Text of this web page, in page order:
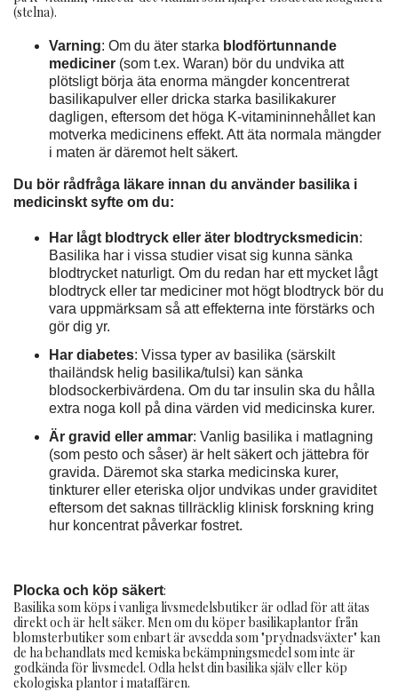
(stelna).
Varning: Om du äter starka blodförtunnande
mediciner (som t.ex. Waran) bör du undvika att
plötsligt börja äta enorma mängder koncentrerat
basilikapulver eller dricka starka basilikakurer
dagligen, eftersom det höga K-vitamininnehållet kan
motverka medicinens effekt. Att äta normala mängder
i maten är däremot helt säkert.
Du bör rådfråga läkare innan du använder basilika i
medicinskt syfte om du:
Har lågt blodtryck eller äter blodtrycksmedicin:
Basilika har i vissa studier visat sig kunna sänka
blodtrycket naturligt. Om du redan har ett mycket lågt
blodtryck eller tar mediciner mot högt blodtryck bör du
vara uppmärksam så att effekterna inte förstärks och
gör dig yr.
Har diabetes: Vissa typer av basilika (särskilt
thailändsk helig basilika/tulsi) kan sänka
blodsockerbivärdena. Om du tar insulin ska du hålla
extra noga koll på dina värden vid medicinska kurer.
Är gravid eller ammar: Vanlig basilika i matlagning
(som pesto och såser) är helt säkert och jättebra för
gravida. Däremot ska starka medicinska kurer,
tinkturer eller eteriska oljor undvikas under graviditet
eftersom det saknas tillräcklig klinisk forskning kring
hur koncentrat påverkar fostret.
Plocka och köp säkert:
Basilika som köps i vanliga livsmedelsbutiker är odlad för att ätas
direkt och är helt säker. Men om du köper basilikaplantor från
blomsterbutiker som enbart är avsedda som "prydnadsväxter" kan
de ha behandlats med kemiska bekämpningsmedel som inte är
godkända för livsmedel. Odla helst din basilika själv eller köp
ekologiska plantor i mataffären.